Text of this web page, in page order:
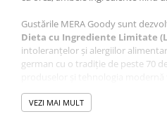
Gustările MERA Goody sunt
Dieta cu Ingrediente Limitate
intoleranțelor și alergiilor
german cu o tradiție de peste 70
fabricație.
VEZI MAI MULT